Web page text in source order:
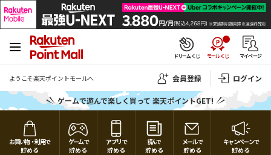
ドリームくじ モールくじ マイページ
じゃんけん
ようこそ楽天ポイントモールへ 会員登録 ログイン
楽天ポイントモール
トップ
関連サービス
ゲームで遊んで楽しく買って 楽天ポイントGET!
お買い物・利用で
貯める
ゲームで
貯める
アプリで
貯める
読んで
貯める
メールで
貯める
キャンペーンで
貯める